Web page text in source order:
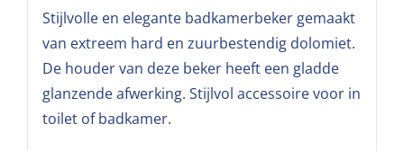
Stijlvolle en elegante badkamerbeker gemaakt
van extreem hard en zuurbestendig dolomiet.
De houder van deze beker heeft een gladde
glanzende afwerking. Stijlvol accessoire voor in
toilet of badkamer.